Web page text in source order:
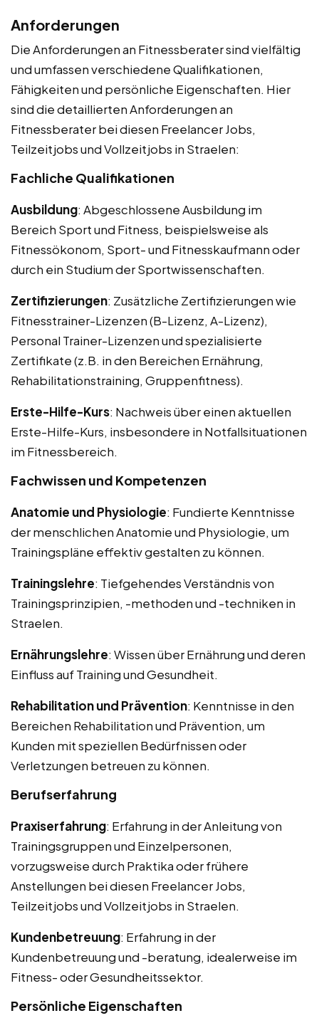
Anforderungen
Die Anforderungen an Fitnessberater sind vielfältig
und umfassen verschiedene Qualifikationen,
Fähigkeiten und persönliche Eigenschaften. Hier
sind die detaillierten Anforderungen an
Fitnessberater bei diesen Freelancer Jobs,
Teilzeitjobs und Vollzeitjobs in Straelen:
Fachliche Qualifikationen
Ausbildung: Abgeschlossene Ausbildung im
Bereich Sport und Fitness, beispielsweise als
Fitnessökonom, Sport- und Fitnesskaufmann oder
durch ein Studium der Sportwissenschaften.
Zertifizierungen: Zusätzliche Zertifizierungen wie
Fitnesstrainer-Lizenzen (B-Lizenz, A-Lizenz),
Personal Trainer-Lizenzen und spezialisierte
Zertifikate (z.B. in den Bereichen Ernährung,
Rehabilitationstraining, Gruppenfitness).
Erste-Hilfe-Kurs: Nachweis über einen aktuellen
Erste-Hilfe-Kurs, insbesondere in Notfallsituationen
im Fitnessbereich.
Fachwissen und Kompetenzen
Anatomie und Physiologie: Fundierte Kenntnisse
der menschlichen Anatomie und Physiologie, um
Trainingspläne effektiv gestalten zu können.
Trainingslehre: Tiefgehendes Verständnis von
Trainingsprinzipien, -methoden und -techniken in
Straelen.
Ernährungslehre: Wissen über Ernährung und deren
Einfluss auf Training und Gesundheit.
Rehabilitation und Prävention: Kenntnisse in den
Bereichen Rehabilitation und Prävention, um
Kunden mit speziellen Bedürfnissen oder
Verletzungen betreuen zu können.
Berufserfahrung
Praxiserfahrung: Erfahrung in der Anleitung von
Trainingsgruppen und Einzelpersonen,
vorzugsweise durch Praktika oder frühere
Anstellungen bei diesen Freelancer Jobs,
Teilzeitjobs und Vollzeitjobs in Straelen.
Kundenbetreuung: Erfahrung in der
Kundenbetreuung und -beratung, idealerweise im
Fitness- oder Gesundheitssektor.
Persönliche Eigenschaften